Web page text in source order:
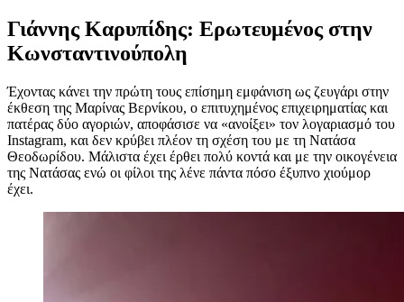
Γιάννης Καρυπίδης: Ερωτευμένος στην
Κωνσταντινούπολη
Έχοντας κάνει την πρώτη τους επίσημη εμφάνιση ως ζευγάρι στην
έκθεση της Μαρίνας Βερνίκου, ο επιτυχημένος επιχειρηματίας και
πατέρας δύο αγοριών, αποφάσισε να «ανοίξει» τον λογαριασμό του
Instagram, και δεν κρύβει πλέον τη σχέση του με τη Νατάσα
Θεοδωρίδου. Μάλιστα έχει έρθει πολύ κοντά και με την οικογένεια
της Νατάσας ενώ οι φίλοι της λένε πάντα πόσο έξυπνο χιούμορ
έχει.